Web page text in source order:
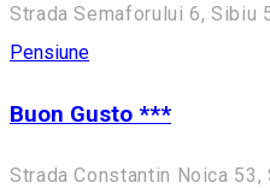
Strada Semaforului 6, Sibiu
Pensiune
Buon Gusto ***
Strada Constantin Noica 53,